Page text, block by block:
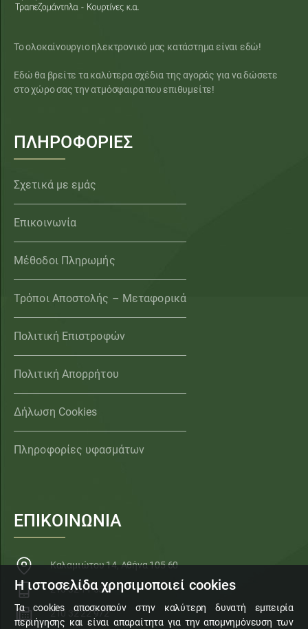
Το ολοκαίνουργιο ηλεκτρονικό μας κατάστημα είναι εδώ!
Εδώ θα βρείτε τα καλύτερα σχέδια της αγοράς για να δώσετε
στο χώρο σας την ατμόσφαιρα που επιθυμείτε!
ΠΛΗΡΟΦΟΡΙΕΣ
Σχετικά με εμάς
Επικοινωνία
Μέθοδοι Πληρωμής
Τρόποι Αποστολής – Μεταφορικά
Πολιτική Επιστροφών
Πολιτική Απορρήτου
Δήλωση Cookies
Πληροφορίες υφασμάτων
ΕΠΙΚΟΙΝΩΝΙΑ
Καλαμιώτου 14, Αθήνα 105 60
210 32 11 553
210 32 22 972
Η ιστοσελίδα χρησιμοποιεί cookies
Τα cookies αποσκοπούν στην καλύτερη δυνατή εμπειρία
περιήγησης και είναι απαραίτητα για την απομνημόνευση των